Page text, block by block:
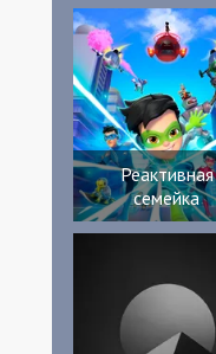
Реми
Жонатан
Бастьен
Стефан
Реактивная
семейка